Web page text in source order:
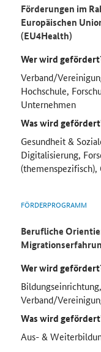
Förderungen im
Europäischen
(EU4Health)
Wer wird
Verband/
Hochschule,
Unternehmen
Was wird
Gesundheit &
Digitalisierung,
FÖRDERPROGRAMM
Berufliche
Wer wird
Verband/
Was wird
Aus- &